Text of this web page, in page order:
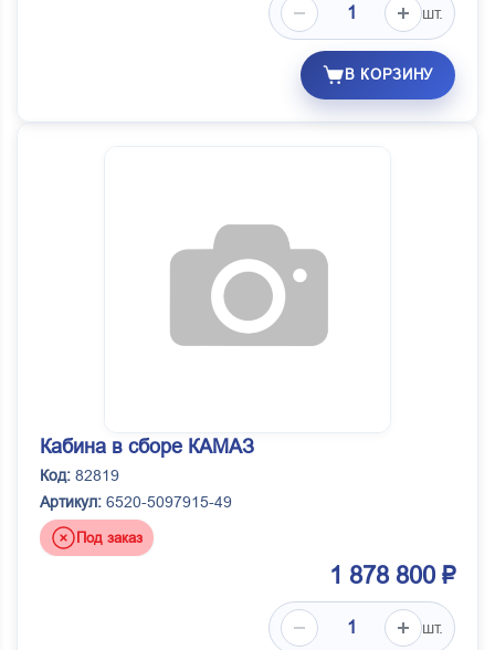
шт.
В КОРЗИНУ
Кабина в сборе КАМАЗ
Код: 82819
Артикул: 6520-5097915-49
Под заказ
1 878 800 ₽
шт.